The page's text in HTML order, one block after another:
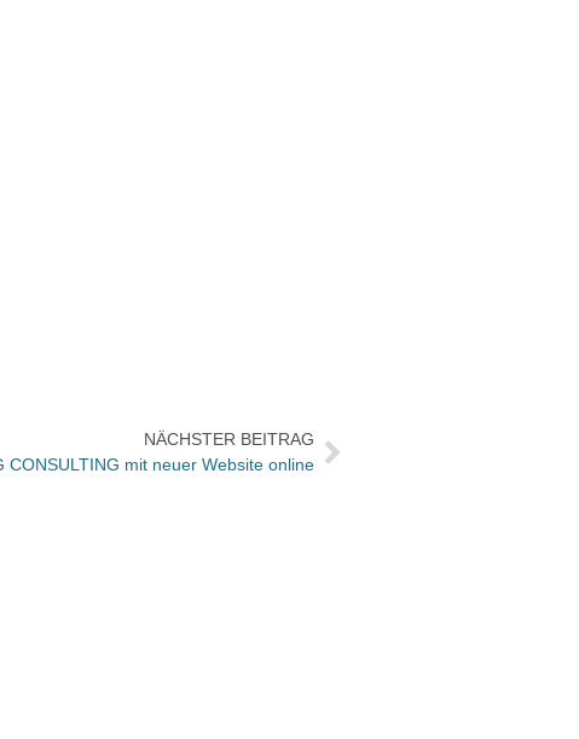
NÄCHSTER BEITRAG
CONSULTING mit neuer Website online